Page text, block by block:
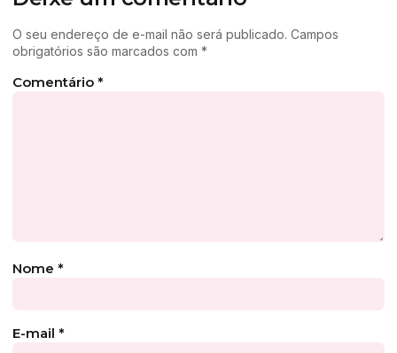
O seu endereço de e-mail não será publicado. Campos
obrigatórios são marcados com *
Comentário *
Nome *
E-mail *